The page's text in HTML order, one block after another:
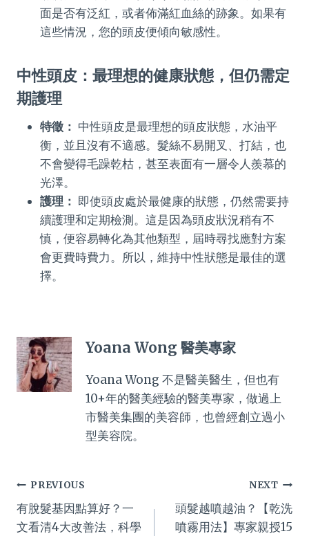
面是否有泛紅，或者佈滿紅血絲的跡象。如果有
這些情況，您的頭皮便傾向敏感性。
中性頭皮：最理想的健康狀態，但仍需定
期護理
特徵： 中性頭皮是最理想的頭皮狀態，水油平
衡，並且沒有不適感。髮絲不易開叉、打結，也
不會變得毛躁乾枯，甚至表面有一層令人羨慕的
光澤。
護理： 即使頭皮處於最健康的狀態，仍然需要持
續護理和定期檢測。這是因為頭皮狀況稍有不
慎，便容易轉化為其他類型，屆時尋找應對方案
會更費時費力。所以，維持中性狀態是最佳的選
擇。
Yoana Wong 醫美專家
Yoana Wong 不是醫美醫生，但也有
10+年的醫美經驗的醫美專家，做過上
市醫美集團的美容師，也曾經創立過小
型美容院。
Post
navigation
PREVIOUS
有脫髮基因點算好？一
文看清4大改善法，科學
NEXT
頭髮越噴越油？【乾洗
噴霧用法】專家親授15